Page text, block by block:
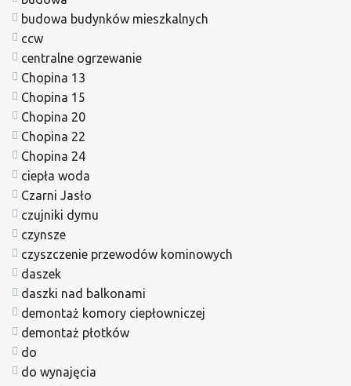
budowa budynków mieszkalnych
ccw
centralne ogrzewanie
Chopina 13
Chopina 15
Chopina 20
Chopina 22
Chopina 24
ciepła woda
Czarni Jasło
czujniki dymu
czynsze
czyszczenie przewodów kominowych
daszek
daszki nad balkonami
demontaż komory ciepłowniczej
demontaż płotków
do
do wynajęcia